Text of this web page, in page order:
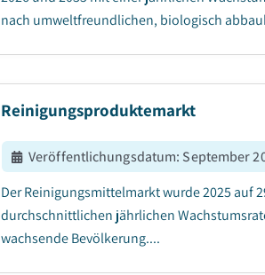
nach umweltfreundlichen, biologisch
Reinigungsproduktemarkt
Veröffentlichungsdatum: September
Der Reinigungsmittelmarkt wurde 2025 auf
durchschnittlichen jährlichen
wachsende Bevölkerung....